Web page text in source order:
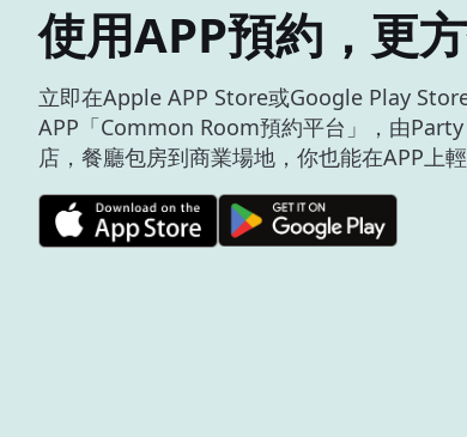
使用APP預約，更
立即在Apple APP Store或Google Play
APP「Common Room預約平台」，由
店，餐廳包房到商業場地，你也能在APP上